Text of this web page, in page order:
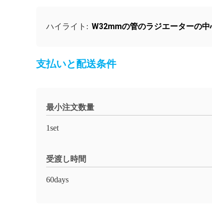
ハイライト: W32mmの管のラジエーターの
支払いと配送条件
最小注文数量
1set
受渡し時間
60days